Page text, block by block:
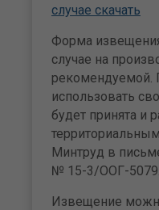
случае скачать
Форма
случае на
рекомендуемой.
использовать
будет принята и
Минтруд в
№ 15-3/ООГ-5079.
Извещение